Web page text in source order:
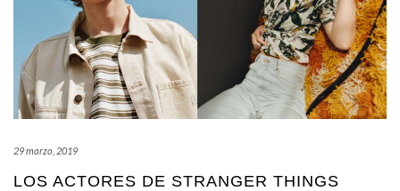
29 marzo, 2019
LOS ACTORES DE STRANGER THINGS